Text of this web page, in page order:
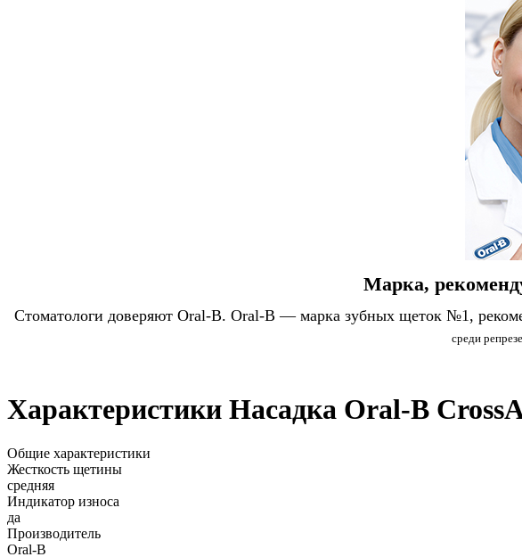
Марка,
Стоматологи доверяют Oral-B. Oral-B — марка зубных щеток №1,
среди
Характеристики Насадка Oral-B
Общие характеристики
Жесткость щетины
средняя
Индикатор износа
да
Производитель
Oral-B